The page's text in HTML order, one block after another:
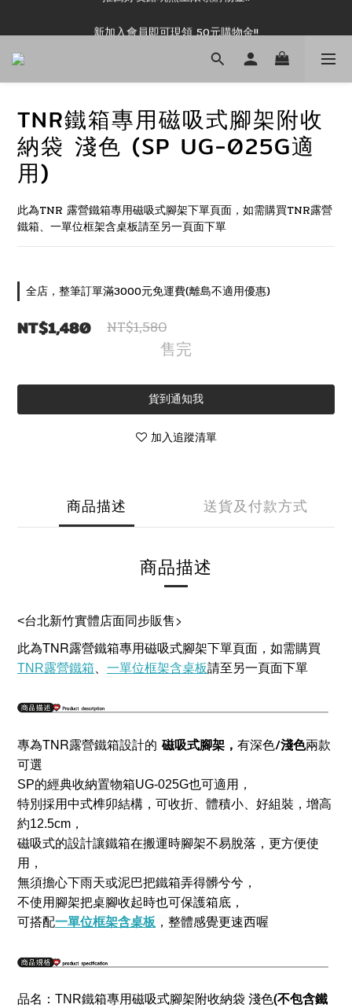
TNR鐵箱專用磁吸式腳架附收
納袋 淺色 (SP UG-025G適
用)
此為TNR 露營鐵箱專用磁吸式腳架下單頁面，如需購買TNR露營
鐵箱、一單位框架含桌板請至另一頁面下單
全店，整筆訂單滿3000元免運費(離島不適用優惠)
NT$1,480 NT$1,580
售完
貨到通知我
加入追蹤清單
商品描述 送貨及付款方式
商品描述
<台北新竹實體店面同步販售>
此為TNR露營鐵箱專用磁吸式腳架下單頁面，如需購買
TNR露營鐵箱
一單位框架含桌板請至另一頁面下單
專為TNR露營鐵箱設計的 磁吸式腳架， 有深色/淺色兩款
可選
SP的經典收納置物箱UG-025G也可適用，
特別採用中式榫卯結構， 可收折、 體積小、 好組裝，增高
約12.5cm，
磁吸式的設計讓鐵箱在搬運時腳架不易脫落，更方便使
用，
無須擔心下雨天或泥巴把鐵箱弄得髒兮兮，
不使用腳架把桌腳收起時也可保護箱底，
可搭配一單位框架含桌板 ，整體感覺更速西喔
品名：TNR鐵箱專用磁吸式腳架附收納袋 淺色(不包含鐵